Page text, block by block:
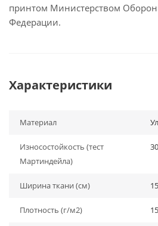
принтом Министерством
Федерации.
Характеристики
Материал
Износостойкость (тест
Мартиндейла)
Ширина ткани (см)
Плотность (г/м2)